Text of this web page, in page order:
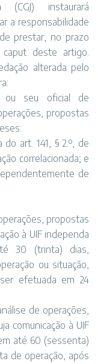
(CGJ) instaurará
a responsabilidade
prestar, no prazo
deste artigo.
alterada pelo
ou seu oficial de
propostas
art. 141, § 2.º, de
correlacionada; e
de
propostas
à UIF independa
30 (trinta) dias,
ou situação,
efetuada em 24
de operações,
comunicação à UIF
até 60 (sessenta)
de operação, após